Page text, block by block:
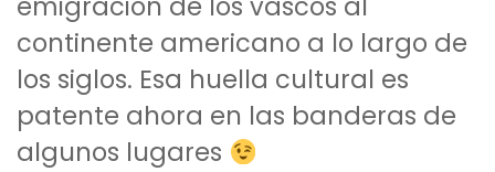
continente americano a lo largo de
los siglos. Esa huella cultural es
patente ahora en las banderas de
algunos lugares